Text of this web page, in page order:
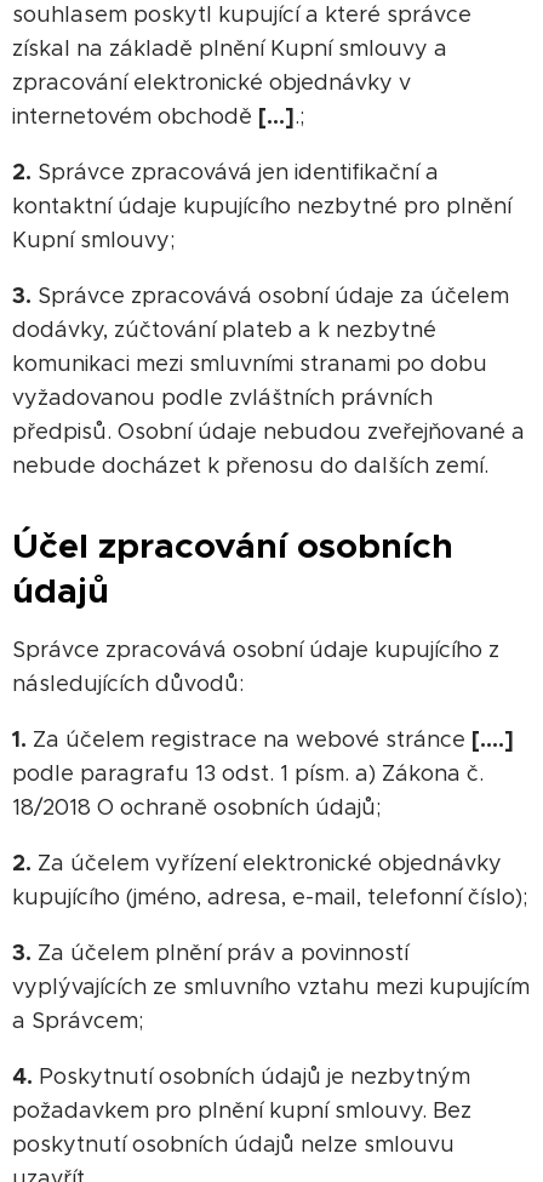
souhlasem poskytl kupující a které správce
získal na základě plnění Kupní smlouvy a
zpracování elektronické objednávky v
internetovém obchodě […].;
2. Správce zpracovává jen identifikační a
kontaktní údaje kupujícího nezbytné pro plnění
Kupní smlouvy;
3. Správce zpracovává osobní údaje za účelem
dodávky, zúčtování plateb a k nezbytné
komunikaci mezi smluvními stranami po dobu
vyžadovanou podle zvláštních právních
předpisů. Osobní údaje nebudou zveřejňované a
nebude docházet k přenosu do dalších zemí.
Účel zpracování osobních
údajů
Správce zpracovává osobní údaje kupujícího z
následujících důvodů:
1. Za účelem registrace na webové stránce [….]
podle paragrafu 13 odst. 1 písm. a) Zákona č.
18/2018 O ochraně osobních údajů;
2. Za účelem vyřízení elektronické objednávky
kupujícího (jméno, adresa, e-mail, telefonní číslo);
3. Za účelem plnění práv a povinností
vyplývajících ze smluvního vztahu mezi kupujícím
a Správcem;
4. Poskytnutí osobních údajů je nezbytným
požadavkem pro plnění kupní smlouvy. Bez
poskytnutí osobních údajů nelze smlouvu